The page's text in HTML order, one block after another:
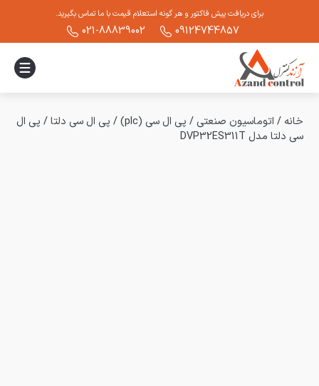
برای دریافت پیش فاکتور و هر گونه استعلام قیمت با ما تماس بگیرید.
09124744857
021-88839002
خانه / اتوماسیون صنعتی / پی ال سی (plc) / پی ال سی دلتا/ پی ال
سی دلتا مدل DVP32ES311T